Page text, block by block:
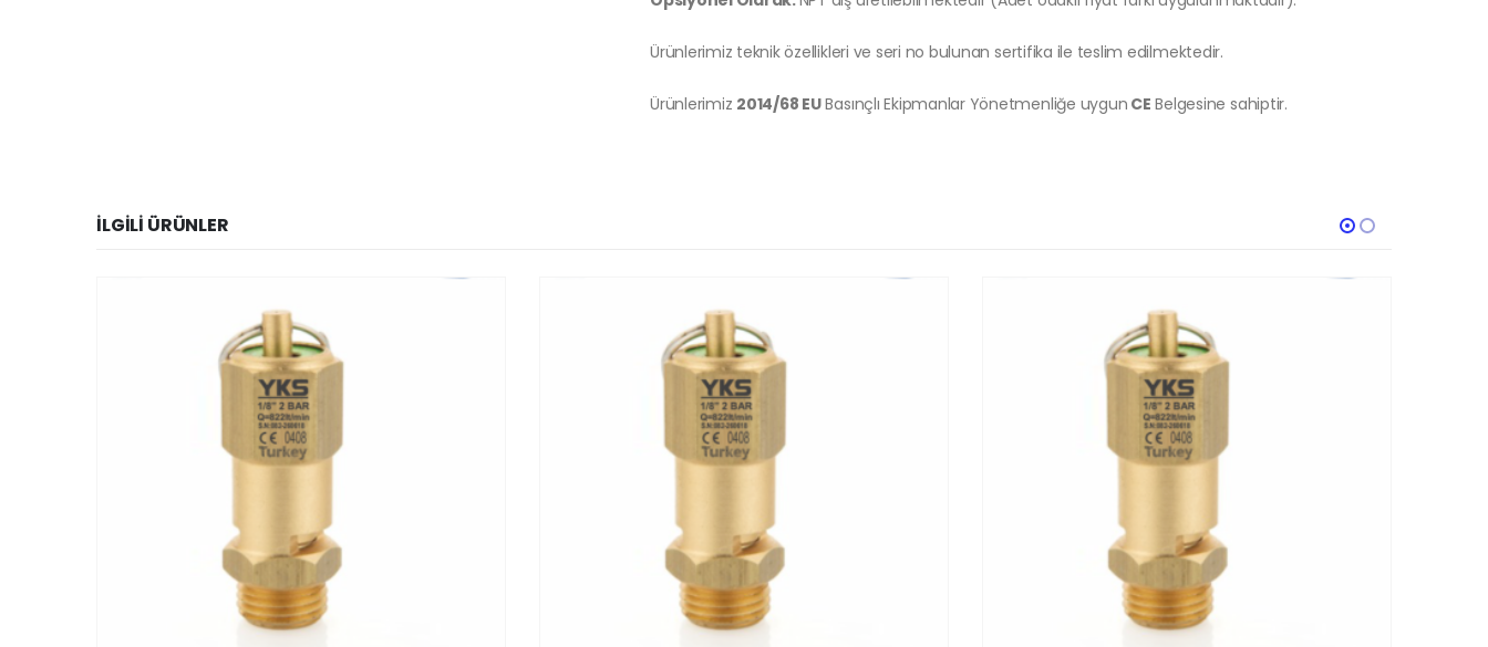
Ürünlerimiz teknik özellikleri ve seri no bulunan sertifika ile teslim edilmektedir.
Ürünlerimiz 2014/68 EUBasınçlı Ekipmanlar Yönetmenliğe uygun CE Belgesine sahiptir.
İLGILI ÜRÜNLER